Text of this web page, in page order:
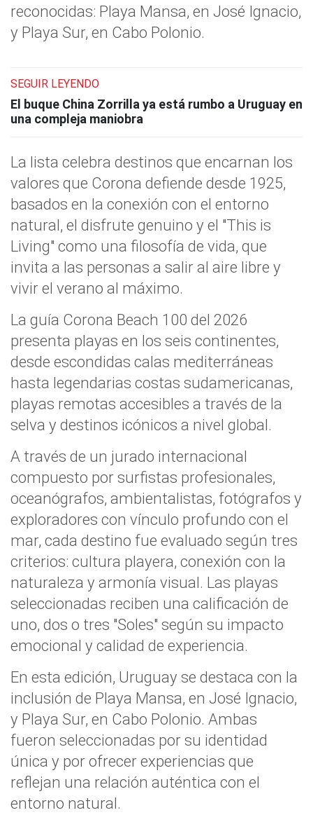
reconocidas: Playa Mansa, en José Ignacio,
y Playa Sur, en Cabo Polonio.
SEGUIR LEYENDO
El buque China Zorrilla ya está rumbo a Uruguay en
una compleja maniobra
La lista celebra destinos que encarnan los
valores que Corona defiende desde 1925,
basados en la conexión con el entorno
natural, el disfrute genuino y el "This is
Living" como una filosofía de vida, que
invita a las personas a salir al aire libre y
vivir el verano al máximo.
La guía Corona Beach 100 del 2026
presenta playas en los seis continentes,
desde escondidas calas mediterráneas
hasta legendarias costas sudamericanas,
playas remotas accesibles a través de la
selva y destinos icónicos a nivel global.
A través de un jurado internacional
compuesto por surfistas profesionales,
oceanógrafos, ambientalistas, fotógrafos y
exploradores con vínculo profundo con el
mar, cada destino fue evaluado según tres
criterios: cultura playera, conexión con la
naturaleza y armonía visual. Las playas
seleccionadas reciben una calificación de
uno, dos o tres "Soles" según su impacto
emocional y calidad de experiencia.
En esta edición, Uruguay se destaca con la
inclusión de Playa Mansa, en José Ignacio,
y Playa Sur, en Cabo Polonio. Ambas
fueron seleccionadas por su identidad
única y por ofrecer experiencias que
reflejan una relación auténtica con el
entorno natural.